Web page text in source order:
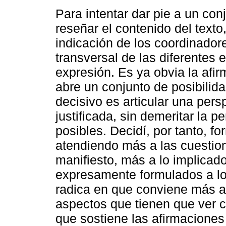
Para intentar dar pie a un
reseñar el contenido del
indicación de los
transversal de las diferentes
expresión. Es ya obvia la
abre un conjunto de
decisivo es articular una
justificada, sin demeritar la
posibles. Decidí, por tanto,
atendiendo más a las
manifiesto, más a lo
expresamente formulados a
radica en que conviene más
aspectos que tienen que ver
que sostiene las